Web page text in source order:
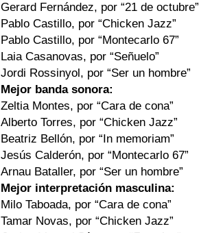
Gerard Fernández, por “21 de octubre”
Pablo Castillo, por “Chicken Jazz”
Pablo Castillo, por “Montecarlo 67”
Laia Casanovas, por “Señuelo”
Jordi Rossinyol, por “Ser un hombre”
Mejor banda sonora:
Zeltia Montes, por “Cara de cona”
Alberto Torres, por “Chicken Jazz”
Beatriz Bellón, por “In memoriam”
Jesús Calderón, por “Montecarlo 67”
Arnau Bataller, por “Ser un hombre”
Mejor interpretación masculina:
Milo Taboada, por “Cara de cona”
Tamar Novas, por “Chicken Jazz”